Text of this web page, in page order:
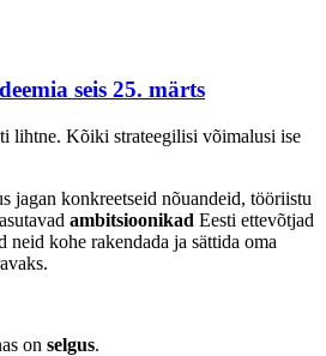
seis 25. märts
lihtne. Kõiki strateegilisi võimalusi ise
jagan konkreetseid nõuandeid, tööriistu
ambitsioonikad Eesti ettevõtjad
neid kohe rakendada ja sättida oma
on selgus.